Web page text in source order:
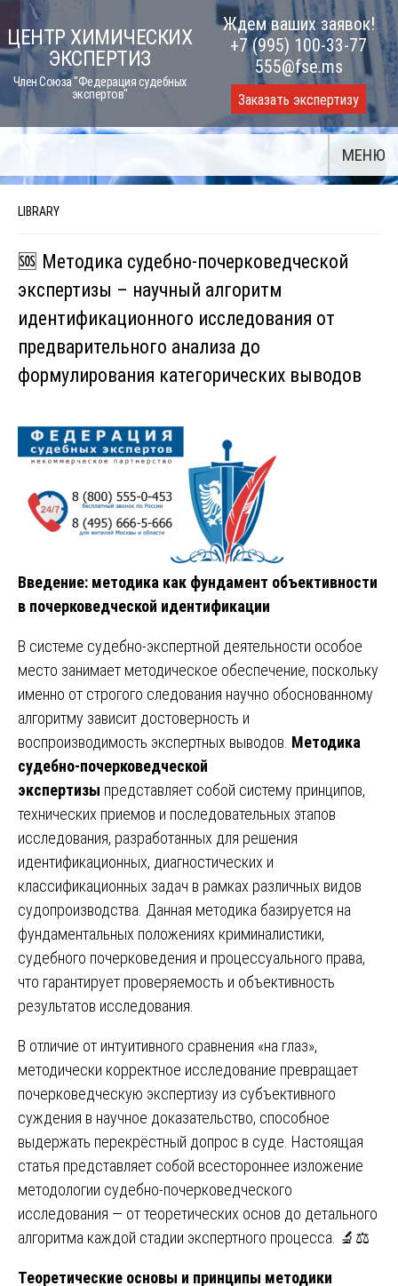
Skip
to
content
ЦЕНТР ХИМИЧЕСКИХ
ЭКСПЕРТИЗ
Член Союза "Федерация судебных
экспертов"
Ждем ваших заявок!
+7 (995) 100-33-77
555@fse.ms
Заказать экспертизу
МЕНЮ
LIBRARY
🆘 Методика судебно-почерковедческой
экспертизы – научный алгоритм
идентификационного исследования от
предварительного анализа до
формулирования категорических выводов
Введение: методика как фундамент объективности
в почерковедческой идентификации
В системе судебно-экспертной деятельности особое
место занимает методическое обеспечение, поскольку
именно от строгого следования научно обоснованному
алгоритму зависит достоверность и
воспроизводимость экспертных выводов. Методика
судебно-почерковедческой
экспертизы представляет собой систему принципов,
технических приемов и последовательных этапов
исследования, разработанных для решения
идентификационных, диагностических и
классификационных задач в рамках различных видов
судопроизводства. Данная методика базируется на
фундаментальных положениях криминалистики,
судебного почерковедения и процессуального права,
что гарантирует проверяемость и объективность
результатов исследования.
В отличие от интуитивного сравнения «на глаз»,
методически корректное исследование превращает
почерковедческую экспертизу из субъективного
суждения в научное доказательство, способное
выдержать перекрёстный допрос в суде. Настоящая
статья представляет собой всестороннее изложение
методологии судебно-почерковедческого
исследования — от теоретических основ до детального
алгоритма каждой стадии экспертного процесса. 🔬⚖️
Теоретические основы и принципы методики